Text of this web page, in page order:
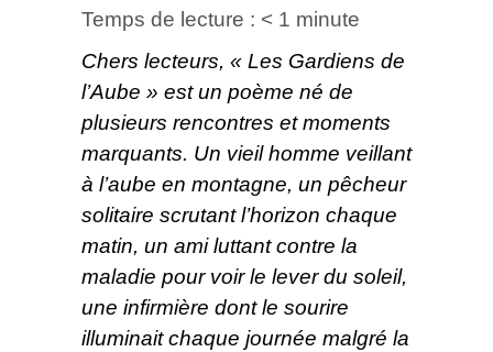
Temps de lecture : < 1 minute
Chers lecteurs, « Les Gardiens de
l’Aube » est un poème né de
plusieurs rencontres et moments
marquants. Un vieil homme veillant
à l’aube en montagne, un pêcheur
solitaire scrutant l’horizon chaque
matin, un ami luttant contre la
maladie pour voir le lever du soleil,
une infirmière dont le sourire
illuminait chaque journée malgré la